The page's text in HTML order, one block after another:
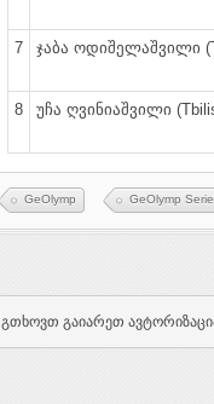
7 ჯაბა ოდიშელაშვილი
8 უჩა ღვინიაშვილი
GeOlymp GeOlymp
გთხოვთ გაიარეთ